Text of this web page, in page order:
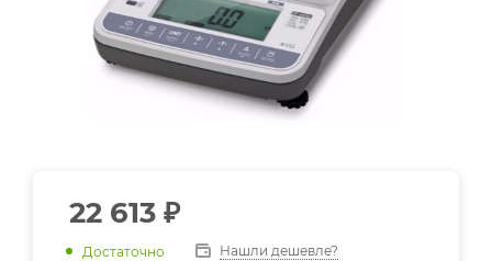
22 613 ₽
Достаточно Нашли дешевле?